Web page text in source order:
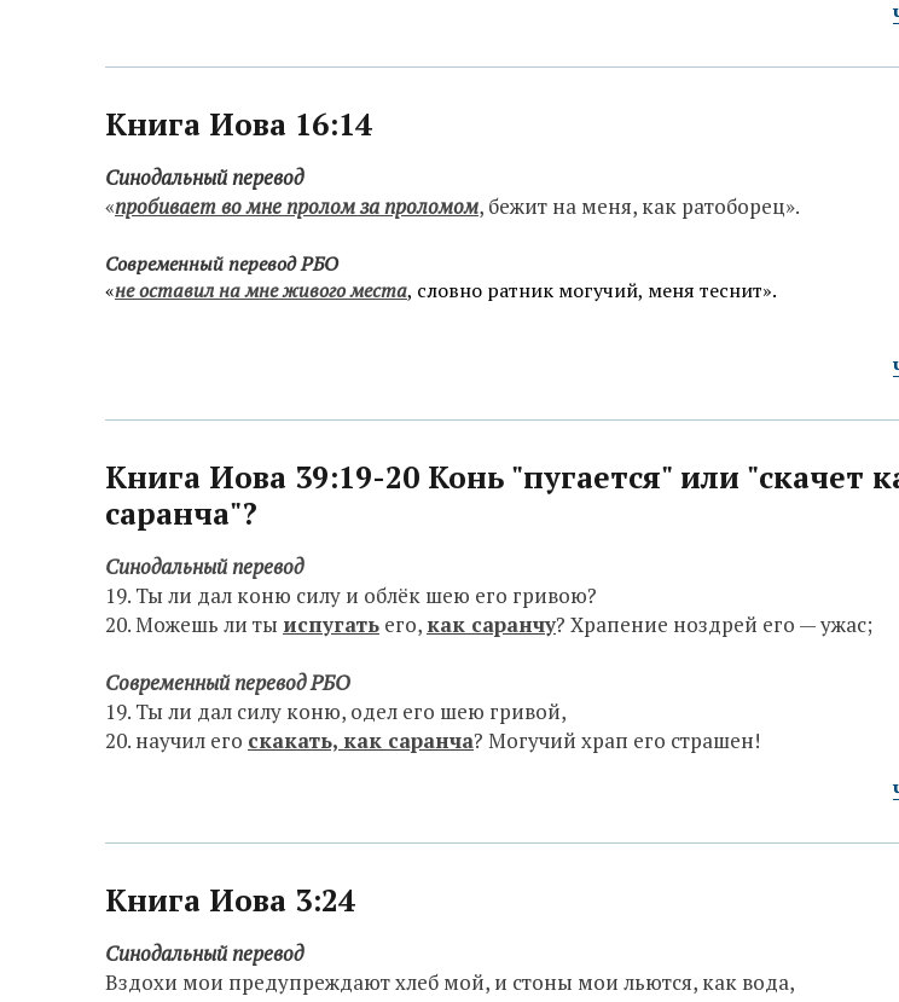
Книга Иова 16:14
Синодальный перевод
«пробивает во мне пролом за проломом, бежит на меня, как ратоборец».
Современный перевод РБО
«не оставил на мне живого места, словно ратник могучий, меня теснит».
Книга Иова 39:19-20 Конь "пугается" или "скачет
саранча"?
Синодальный перевод
19. Ты ли дал коню силу и облёк шею его гривою?
20. Можешь ли ты испугать его, как саранчу? Храпение ноздрей его — ужас;
Современный перевод РБО
19. Ты ли дал силу коню, одел его шею гривой,
20. научил его скакать, как саранча? Могучий храп его страшен!
Книга Иова 3:24
Синодальный перевод
Вздохи мои предупреждают хлеб мой, и стоны мои льются, как вода,